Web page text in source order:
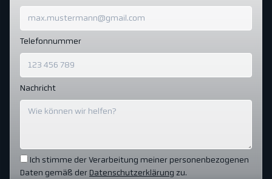
Telefonnummer
Nachricht
Ich stimme der Verarbeitung meiner personenbezogenen
Daten gemäß der Datenschutzerklärung zu.